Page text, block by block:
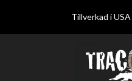
Tillverkad i